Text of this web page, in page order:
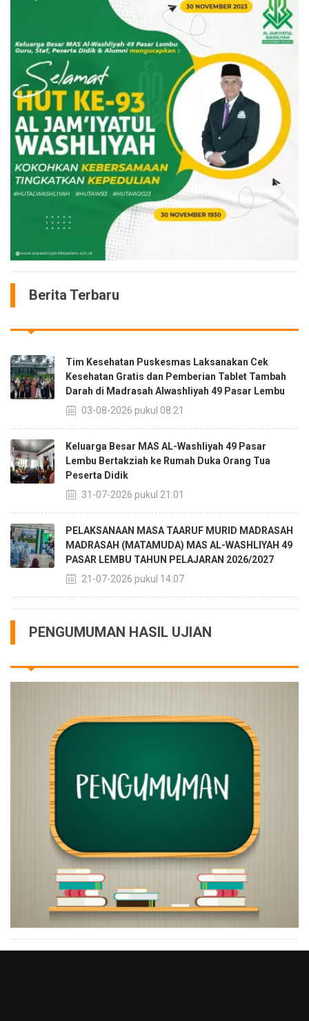
Berita Terbaru
Tim Kesehatan Puskesmas Laksanakan Cek
Kesehatan Gratis dan Pemberian Tablet Tambah
Darah di Madrasah Alwashliyah 49 Pasar Lembu
03-08-2026 pukul 08:21
Keluarga Besar MAS AL-Washliyah 49 Pasar
Lembu Bertakziah ke Rumah Duka Orang Tua
Peserta Didik
31-07-2026 pukul 21:01
PELAKSANAAN MASA TAARUF MURID MADRASAH
MADRASAH (MATAMUDA) MAS AL-WASHLIYAH 49
PASAR LEMBU TAHUN PELAJARAN 2026/2027
21-07-2026 pukul 14:07
PENGUMUMAN HASIL UJIAN